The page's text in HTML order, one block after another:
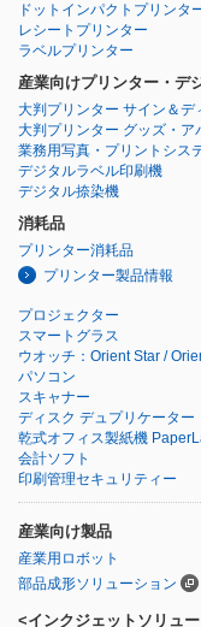
ドットインパクトプリンタ
レシートプリンター
ラベルプリンター
産業向けプリンター・デ
大判プリンター サイン＆デ
大判プリンター グッズ・ア
業務用写真・プリントシス
デジタルラベル印刷機
デジタル捺染機
消耗品
プリンター消耗品
プリンター製品情報
プロジェクター
スマートグラス
ウオッチ：Orient Star /
パソコン
スキャナー
ディスク デュプリケーター
乾式オフィス製紙機
会計ソフト
印刷管理セキュリティー
産業向け製品
産業用ロボット
部品成形ソリューション
<インクジェットソリュ